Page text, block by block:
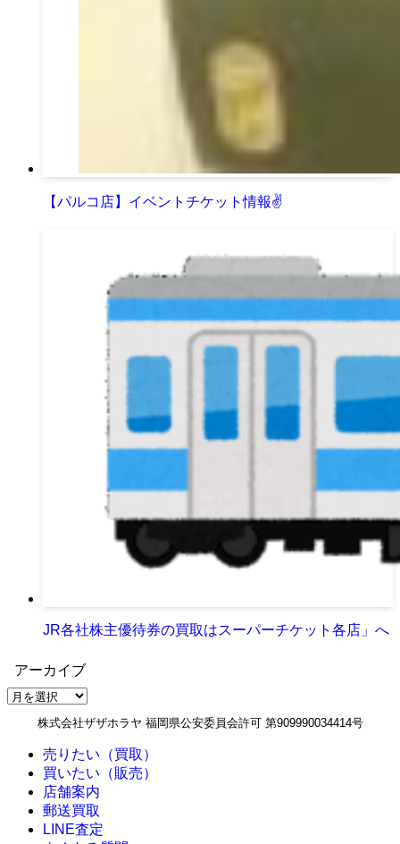
【パルコ店】イベントチケット情報✌
JR各社株主優待券の買取はスーパーチケット各店」へ
アーカイブ
ア
株式会社ザザホラヤ 福岡県公安委員会許可 第909990034414号
売りたい（買取）
買いたい（販売）
店舗案内
郵送買取
LINE査定